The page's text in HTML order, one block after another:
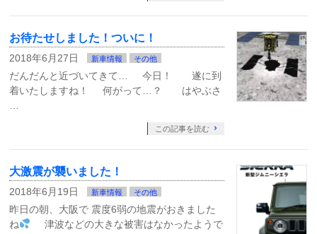
お待たせしました！ついに！
2018年6月27日 新車情報 その他
だんだんと近づいてきて… 今日！ 遂に到
着いたしますね！ 何がって…？ はやぶさ
この記事を読む
大激震が襲いました！
2018年6月19日 新車情報 その他
昨日の朝、大阪で 震度6弱の地震がおきました
ね
津波などの大きな被害はなかったようで